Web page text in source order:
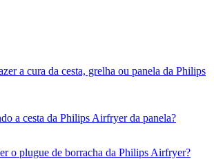
a cura da cesta, grelha ou panela da Philips
a cesta da Philips Airfryer da panela?
o plugue de borracha da Philips Airfryer?